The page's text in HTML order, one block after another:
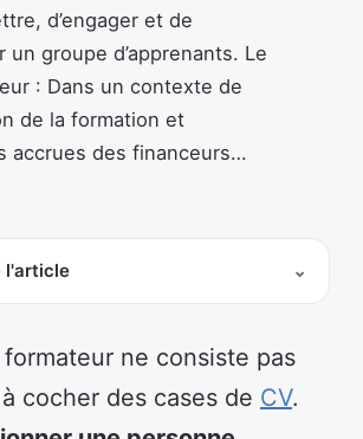
d’engager et de
un groupe d’apprenants. Le
: Dans un contexte de
de la formation et
accrues des financeurs…
l'article
ne consiste pas
cocher des cases de CV.